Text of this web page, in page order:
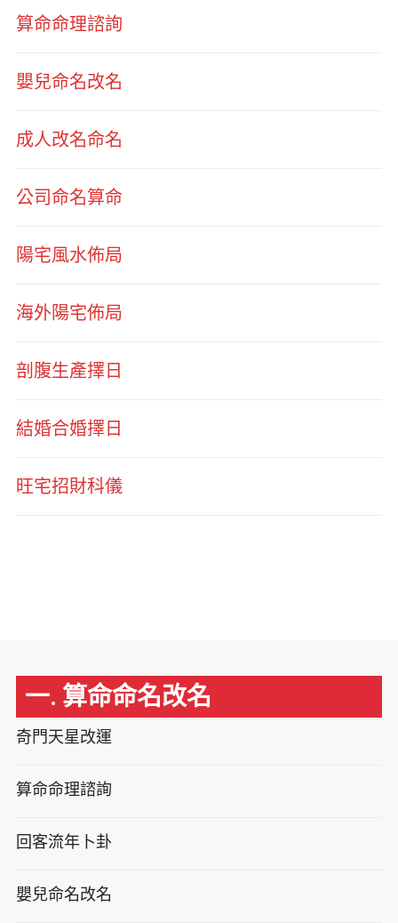
算命命理諮詢
嬰兒命名改名
成人改名命名
公司命名算命
陽宅風水佈局
海外陽宅佈局
剖腹生產擇日
結婚合婚擇日
旺宅招財科儀
一. 算命命名改名
奇門天星改運
算命命理諮詢
回客流年卜卦
嬰兒命名改名